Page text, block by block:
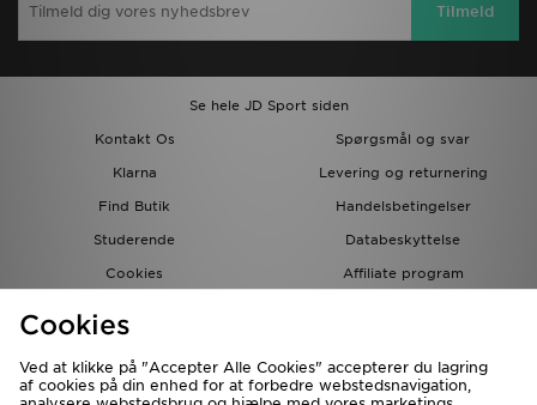
Tilmeld
Se hele JD Sport siden
Kontakt Os
Spørgsmål og svar
Klarna
Levering og returnering
Find Butik
Handelsbetingelser
Studerende
Databeskyttelse
Cookies
Affiliate program
Cookies
Ved at klikke på "Accepter Alle Cookies" accepterer du lagring
af cookies på din enhed for at forbedre webstedsnavigation,